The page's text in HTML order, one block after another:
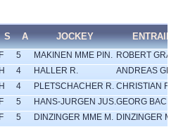
S A JOCKEY
F 5 MAKINEN MME PIN. ROBERT
H 4 HALLER R.
ANDREAS
H 4 PLETSCHACHER R. CHRISTIAN
F 5 HANS-JURGEN JUS.GEORG
F 5 DINZINGER MME M. DINZINGER